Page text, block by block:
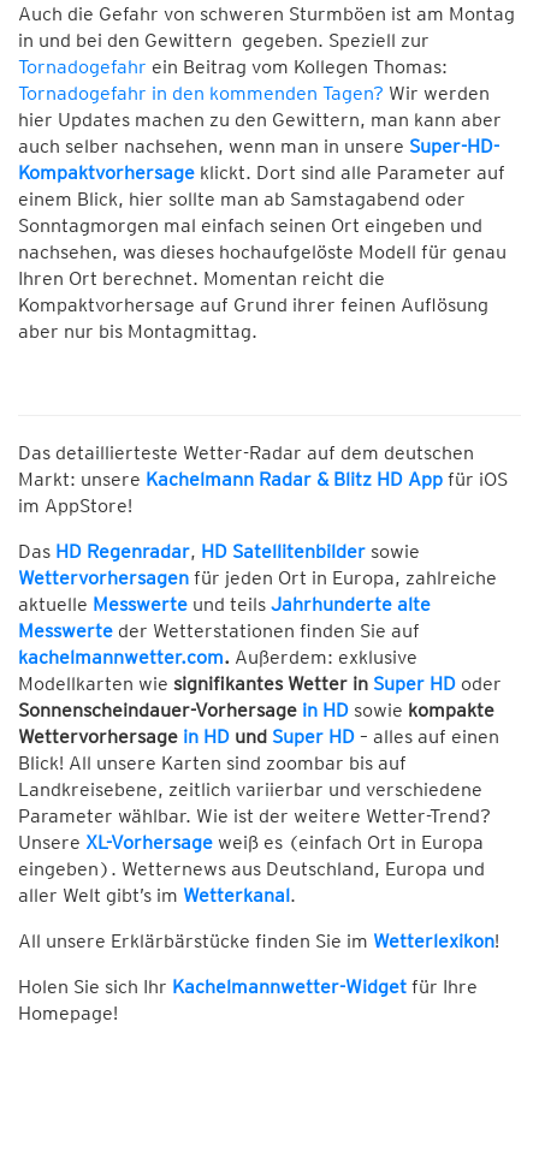
Auch die Gefahr von schweren Sturmböen ist am Montag
in und bei den Gewittern gegeben. Speziell zur
Tornadogefahr ein Beitrag vom Kollegen Thomas:
Tornadogefahr in den kommenden Tagen? Wir werden
hier Updates machen zu den Gewittern, man kann aber
auch selber nachsehen, wenn man in unsere Super-HD-
Kompaktvorhersage klickt. Dort sind alle Parameter auf
einem Blick, hier sollte man ab Samstagabend oder
Sonntagmorgen mal einfach seinen Ort eingeben und
nachsehen, was dieses hochaufgelöste Modell für genau
Ihren Ort berechnet. Momentan reicht die
Kompaktvorhersage auf Grund ihrer feinen Auflösung
aber nur bis Montagmittag.
Das detaillierteste Wetter-Radar auf dem deutschen
Markt: unsere Kachelmann Radar & Blitz HD App für iOS
im AppStore!
Das HD Regenradar, HD Satellitenbilder sowie
Wettervorhersagen für jeden Ort in Europa, zahlreiche
aktuelle Messwerte und teils Jahrhunderte alte
Messwerte der Wetterstationen finden Sie auf
kachelmannwetter.com. Außerdem: exklusive
Modellkarten wie signifikantes Wetter in Super HD oder
Sonnenscheindauer-Vorhersage in HD sowie kompakte
Wettervorhersage in HD und Super HD – alles auf einen
Blick! All unsere Karten sind zoombar bis auf
Landkreisebene, zeitlich variierbar und verschiedene
Parameter wählbar. Wie ist der weitere Wetter-Trend?
Unsere XL-Vorhersage weiß es (einfach Ort in Europa
eingeben). Wetternews aus Deutschland, Europa und
aller Welt gibt’s im Wetterkanal.
All unsere Erklärbärstücke finden Sie im Wetterlexikon!
Holen Sie sich Ihr Kachelmannwetter-Widget für Ihre
Homepage!